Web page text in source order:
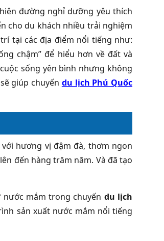
đường nghỉ dưỡng yêu thích
cho du khách nhiều trải nghiệm
tại các địa điểm nổi tiếng như:
chậm” để hiểu hơn về đất và
sống yên bình nhưng không
giúp chuyến du lịch Phú Quốc
hương vị đậm đà, thơm ngon
đến hàng trăm năm. Và đã tạo
mắm trong chuyến du lịch
sản xuất nước mắm nổi tiếng